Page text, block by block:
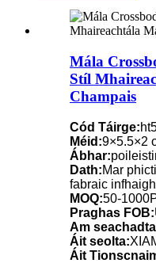
Mála
Stíl
Champais
Cód Táirge:
Méid:9×5.5×2
Ábhar:
Dath:Mar
fabraic
MOQ:50-
Praghas FOB:
Am
Áit seolta:
Áit